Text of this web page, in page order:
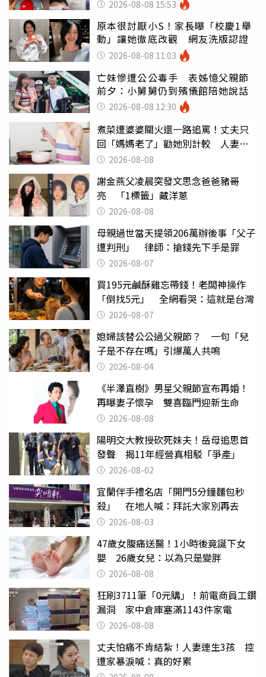
2026-08-08 15:53
原本很討厭小S！家長曝「校慶1舉
動」讓她徹底改觀 網友洗版認證
2026-08-08 11:03
亡妹慘遭公公毒手 表姊憶父親節
前夕：小舅舅仍到殯儀館陪她說話
2026-08-08 12:30
煮菜遭婆婆關火還一路追罵！丈夫只
回「媽媽老了」勸她別計較 人妻超
崩潰：我像台傭
2026-08-08
謝金燕父凌晨突發文思念爸爸豬哥
亮 「1標籤」藏洋蔥
2026-08-08
母親過世當天提領206萬辦後事「父子
遭判刑」 律師：搶錢先下手是罪
2026-08-07
買195元鹹酥雞忘帶錢！老闆神操作
「倒找5元」 全網看哭：這就是台灣
2026-08-07
媳婦該替公公過父親節？ 一句「兒
子是不存在嗎」引爆萬人共鳴
2026-08-04
《半澤直樹》男星父親節宣布再婚！
再曝妻子懷孕 雙喜臨門迎新生命
2026-08-08
陽明交大教授砍死妹夫！岳母追思首
發聲 揭11年經營真相駁「爭產」
2026-08-02
宜蘭伴手禮名店「開門5分鐘麵包秒
殺」 在地人喊：拜託大家別再去
2026-08-03
47歲女腹痛送醫！1小時後竟誕下女
嬰 26歲女兒：以為只是變胖
2026-08-08
狂刷3711筆「0元購」！前電商員工鑽
漏洞 家中倉庫塞滿1143件家電
2026-08-08
丈夫怕痛不肯結紮！人妻連生3孩 控
遭家暴淚喊：真的好累